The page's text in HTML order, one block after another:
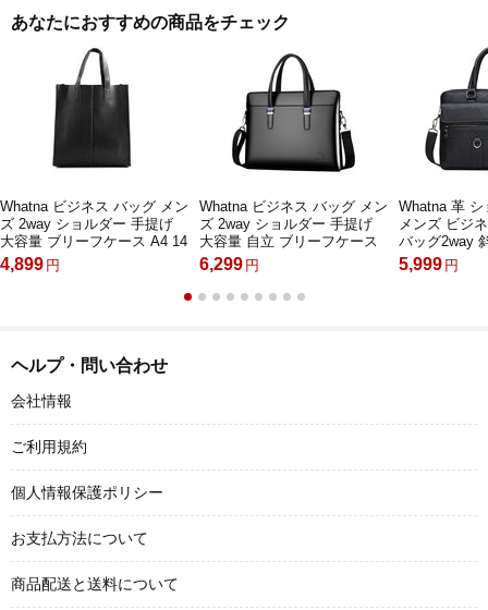
あなたにおすすめの商品をチェック
Whatna ビジネス バッグ メン
ズ 2way ショルダー 手提げ
大容量 ブリーフケース A4 14
インチPC ブラウン（2168）
4,899 円
Whatna ビジネス バッグ メン
ズ 2way ショルダー 手提げ
大容量 自立 ブリーフケース
A4 14インチPC対応黒 ブラウ
ン（HA-062）
6,299 円
Whatna 革
メンズ ビジ
バッグ2way
バッグA4 横
ス フォーマ
5,999 円
ヘルプ・問い合わせ
会社情報
ご利用規約
個人情報保護ポリシー
お支払方法について
商品配送と送料について